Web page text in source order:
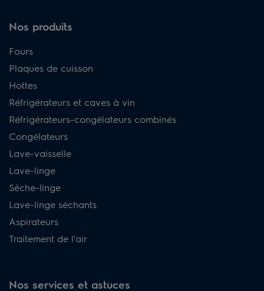
Nos produits
Fours
Plaques de cuisson
Hottes
Réfrigérateurs et caves à vin
Réfrigérateurs-congélateurs combinés
Congélateurs
Lave-vaisselle
Lave-linge
Sèche-linge
Lave-linge séchants
Aspirateurs
Traitement de l'air
Nos services et astuces